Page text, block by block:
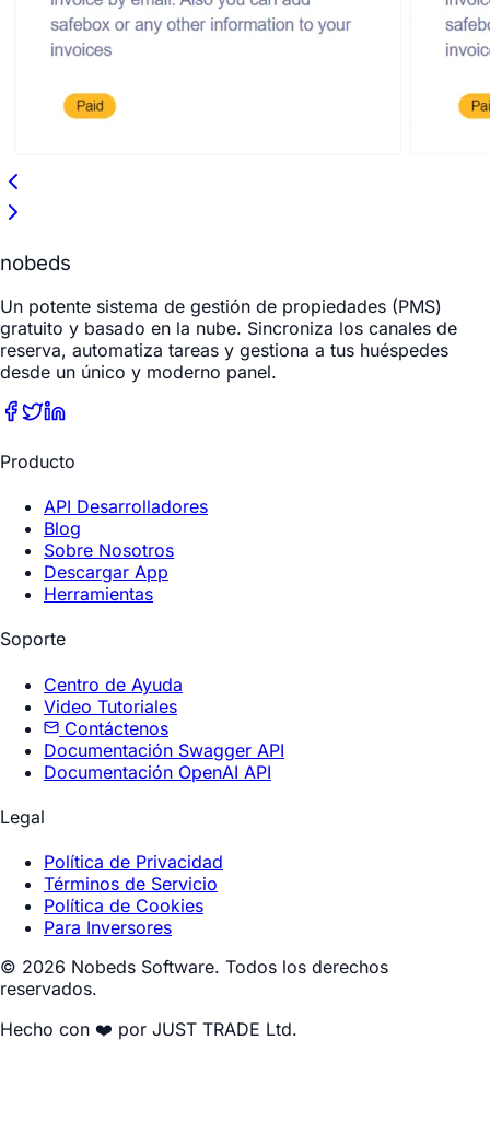
nobeds
Un potente sistema de gestión de propiedades (PMS)
gratuito y basado en la nube. Sincroniza los canales de
reserva, automatiza tareas y gestiona a tus huéspedes
desde un único y moderno panel.
Producto
API Desarrolladores
Blog
Sobre Nosotros
Descargar App
Herramientas
Soporte
Centro de Ayuda
Video Tutoriales
Contáctenos
Documentación Swagger API
Documentación OpenAI API
Legal
Política de Privacidad
Términos de Servicio
Política de Cookies
Para Inversores
© 2026 Nobeds Software. Todos los derechos
reservados.
Hecho con ❤️ por JUST TRADE Ltd.